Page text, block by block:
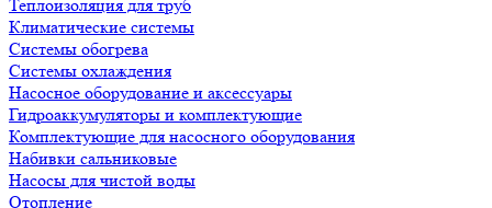
Теплоизоляция для труб
Климатические системы
Системы обогрева
Системы охлаждения
Насосное оборудование и аксессуары
Гидроаккумуляторы и комплектующие
Комплектующие для насосного оборудования
Набивки сальниковые
Насосы для чистой воды
Отопление